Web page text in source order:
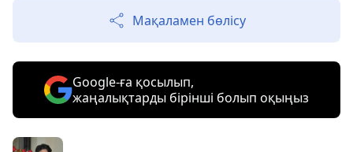
Мақаламен бөлісу
Google-ға қосылып,
жаңалықтарды бірінші болып оқыңыз